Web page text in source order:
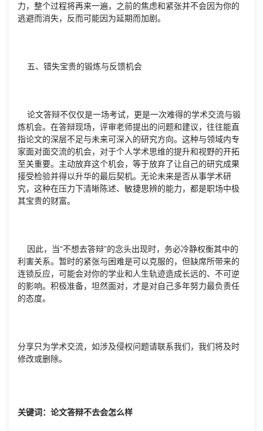
力，整个过程将再来一遍，之前的焦虑和紧张并不会因为你的
逃避而消失，反而可能因为延期而加剧。
五、错失宝贵的锻炼与反馈机会
论文答辩不仅仅是一场考试，更是一次难得的学术交流与锻
炼机会。在答辩现场，评审老师提出的问题和建议，往往能直
指论文的深层不足与未来可深入的研究方向。这种与领域内专
家面对面交流的机会，对于个人学术思维的提升和视野的开拓
至关重要。主动放弃这个机会，等于放弃了让自己的研究成果
接受检验并得以升华的最后契机。无论未来是否从事学术研
究，这种在压力下清晰陈述、敏捷思辨的能力，都是职场中极
其宝贵的财富。
因此，当“不想去答辩”的念头出现时，务必冷静权衡其中的
利害关系。暂时的紧张与困难是可以克服的，但缺席所带来的
连锁反应，可能会对你的学业和人生轨迹造成长远的、不可逆
的影响。积极准备，坦然面对，才是对自己多年努力最负责任
的态度。
分享只为学术交流，如涉及侵权问题请联系我们，我们将及时
修改或删除。
关键词：论文答辩不去会怎么样